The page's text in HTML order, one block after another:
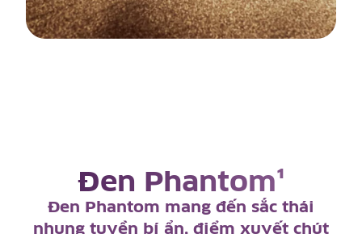
Vàng Titan¹
Tuyệt tác dung hòa giữa uy lực và vẻ
đẹp thanh tao. Vàng Titan tái hiện